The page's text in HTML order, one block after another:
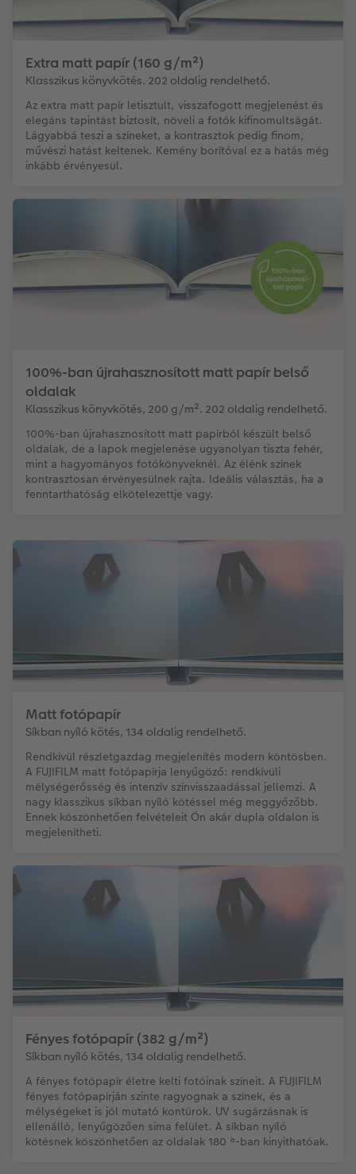
Extra matt papír (160 g/m²)
Klasszikus könyvkötés. 202 oldalig rendelhető.
Az extra matt papír letisztult, visszafogott megjelenést és
elegáns tapintást biztosít, növeli a fotók kifinomultságát.
Lágyabbá teszi a színeket, a kontrasztok pedig finom,
művészi hatást keltenek. Kemény borítóval ez a hatás még
inkább érvényesül.
100%-ban újrahasznosított matt papír belső
oldalak
Klasszikus könyvkötés, 200 g/m². 202 oldalig rendelhető.
100%-ban újrahasznosított matt papírból készült belső
oldalak, de a lapok megjelenése ugyanolyan tiszta fehér,
mint a hagyományos fotókönyveknél. Az élénk színek
kontrasztosan érvényesülnek rajta. Ideális választás, ha a
fenntarthatóság elkötelezettje vagy.
Matt fotópapír
Síkban nyíló kötés, 134 oldalig rendelhető.
Rendkívül részletgazdag megjelenítés modern köntösben.
A FUJIFILM matt fotópapírja lenyűgöző: rendkívüli
mélységerősség és intenzív színvisszaadással jellemzi. A
nagy klasszikus síkban nyíló kötéssel még meggyőzőbb.
Ennek köszönhetően felvételeit Ön akár dupla oldalon is
megjelenítheti.
Fényes fotópapír (382 g/m²)
Síkban nyíló kötés, 134 oldalig rendelhető.
A fényes fotópapír életre kelti fotóinak színeit. A FUJIFILM
fényes fotópapírján szinte ragyognak a színek, és a
mélységeket is jól mutató kontúrok. UV sugárzásnak is
ellenálló, lenyűgözően sima felület. A síkban nyíló
kötésnek köszönhetően az oldalak 180 °-ban kinyithatóak.